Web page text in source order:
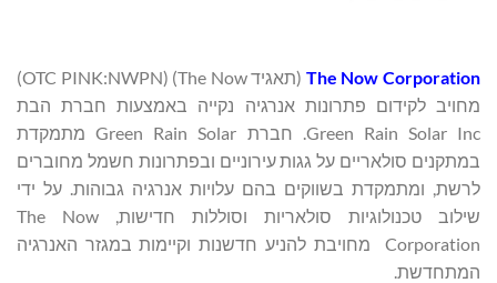
The Now Corporation
(תאגיד The Now) (OTC PINK:NWPN)
מחויב לקידום פתרונות אנרגיה נקייה באמצעות חברת הבת
Green Rain Solar Inc. חברת Green Rain Solar מתמקדת
במתקנים סולאריים על גגות עירוניים ובפתרונות חשמל מחוברים
לרשת, ומתמקדת בשווקים בהם עלויות אנרגיה גבוהות. על ידי
שילוב טכנולוגיות סולאריות וסוללות חדישות, The Now
Corporation מחויבת להניע חדשנות וקיימות במגזר האנרגיה
המתחדשת.